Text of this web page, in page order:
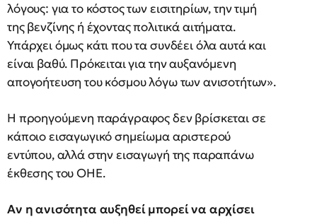
λόγους: για το κόστος των εισιτηρίων, την τιμή
της βενζίνης ή έχοντας πολιτικά αιτήματα.
Υπάρχει όμως κάτι που τα συνδέει όλα αυτά και
είναι βαθύ. Πρόκειται για την αυξανόμενη
απογοήτευση του κόσμου λόγω των ανισοτήτων».
Η προηγούμενη παράγραφος δεν βρίσκεται σε
κάποιο εισαγωγικό σημείωμα αριστερού
εντύπου, αλλά στην εισαγωγή της παραπάνω
έκθεσης του ΟΗΕ.
Αν η ανισότητα αυξηθεί μπορεί να αρχίσει